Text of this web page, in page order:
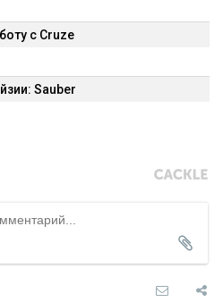
с Cruze
Sauber